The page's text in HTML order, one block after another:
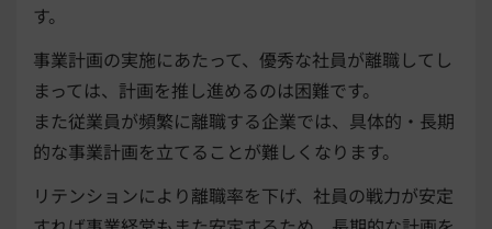
す。
事業計画の実施にあたって、優秀な社員が離職してし
まっては、計画を推し進めるのは困難です。
また従業員が頻繁に離職する企業では、具体的・長期
的な事業計画を立てることが難しくなります。
リテンションにより離職率を下げ、社員の戦力が安定